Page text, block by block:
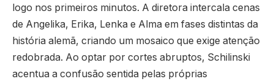
logo nos primeiros minutos. A diretora intercala cenas
de Angelika, Erika, Lenka e Alma em fases distintas da
história alemã, criando um mosaico que exige atenção
redobrada. Ao optar por cortes abruptos, Schilinski
acentua a confusão sentida pelas próprias